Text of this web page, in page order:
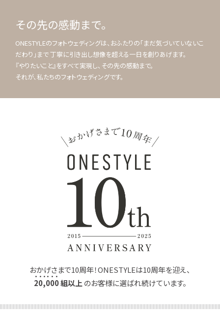
その先の感動まで。
ONESTYLEのフォトウェディングは、おふたりの「まだ気づいていないこ
だわり」まで 丁寧に引き出し想像を超える一日を創りあげます。
『やりたいこと』をすべて実現し、その先の感動まで。
それが、私たちのフォトウェディングです。
おかげさまで10周年！ONESTYLEは10周年を迎え、
20,000組以上 のお客様に選ばれ続けています。